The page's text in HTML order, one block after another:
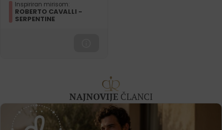
Inspiriran mirisom:
ROBERTO CAVALLI -
SERPENTINE
NAJNOVIJE ČLANCI